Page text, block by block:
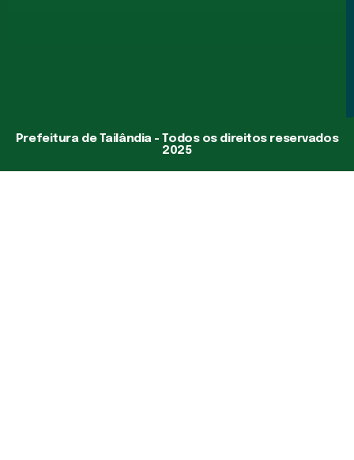
Prefeitura de Tailândia - Todos os direitos reservados
2025